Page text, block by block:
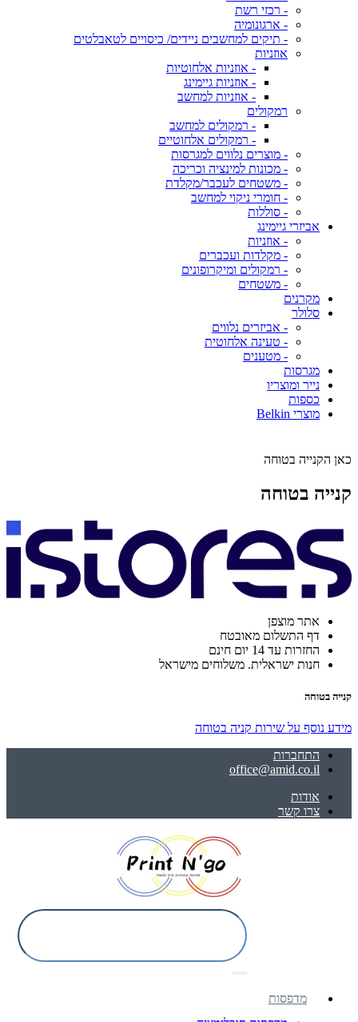
- רכזי רשת
- ארגונומיה
- תיקים למחשבים ניידים/ כיסויים לטאבלטים
אוזניות
- אוזניות אלחוטיות
- אוזניות גיימינג
- אוזניות למחשב
רמקולים
- רמקולים למחשב
- רמקולים אלחוטיים
- מוצרים נלווים למגרסות
- מכונות למינציה וכריכה
- משטחים לעכבר/מקלדת
- חומרי ניקוי למחשב
- סוללות
אביזרי גיימינג
- אוזניות
- מקלדות ועכברים
- רמקולים ומיקרופונים
- משטחים
מקרנים
סלולר
- אביזרים נלווים
- טעינה אלחוטית
- מטענים
מגרסות
נייר ומוצריו
כספות
מוצרי Belkin
כאן הקנייה בטוחה
קנייה בטוחה
אתר מוצפן
דף התשלום מאובטח
החזרות עד 14 יום חינם
חנות ישראלית. משלוחים מישראל
קנייה בטוחה
מידע נוסף על שירות קניה בטוחה
התחברות
office@amid.co.il
אודות
צרו קשר
מדפסות